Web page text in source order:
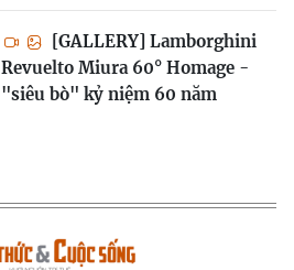
[GALLERY] Lamborghini
Revuelto Miura 60° Homage -
"siêu bò" kỷ niệm 60 năm